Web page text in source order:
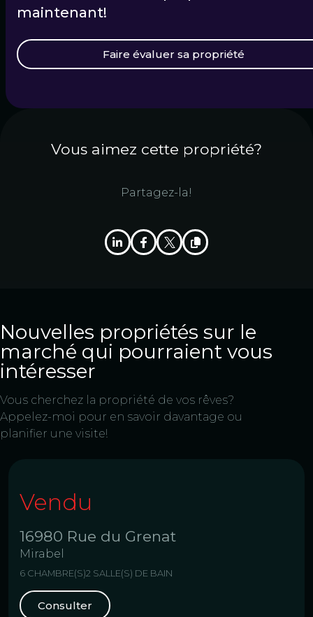
maintenant!
Faire évaluer sa propriété
Vous aimez cette propriété?
Partagez-la!
Nouvelles propriétés sur le
marché qui pourraient vous
intéresser
Vous cherchez la propriété de vos rêves?
Appelez-moi pour en savoir davantage ou
planifier une visite!
Vendu
16980 Rue du Grenat
Mirabel
6 CHAMBRE(S)2 SALLE(S) DE BAIN
Consulter